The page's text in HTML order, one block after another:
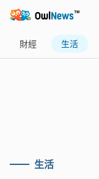
財經 生活
生活